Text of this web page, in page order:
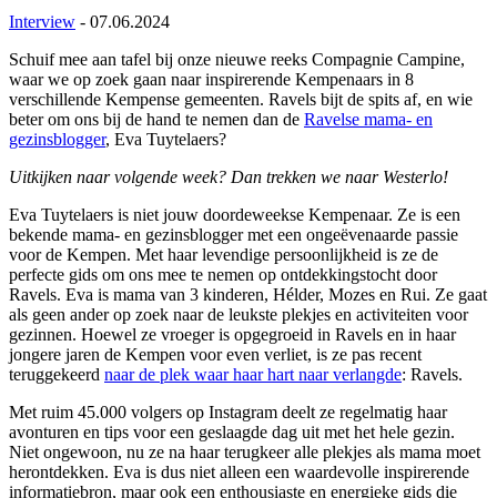
Interview - 07.06.2024
Schuif mee aan tafel bij onze nieuwe reeks Compagnie Campine,
waar we op zoek gaan naar inspirerende Kempenaars in 8
verschillende Kempense gemeenten. Ravels bijt de spits af, en wie
beter om ons bij de hand te nemen dan de Ravelse mama- en
gezinsblogger, Eva Tuytelaers?
Uitkijken naar volgende week? Dan trekken we naar Westerlo!
Eva Tuytelaers is niet jouw doordeweekse Kempenaar. Ze is een
bekende mama- en gezinsblogger met een ongeëvenaarde passie
voor de Kempen. Met haar levendige persoonlijkheid is ze de
perfecte gids om ons mee te nemen op ontdekkingstocht door
Ravels. Eva is mama van 3 kinderen, Hélder, Mozes en Rui. Ze gaat
als geen ander op zoek naar de leukste plekjes en activiteiten voor
gezinnen. Hoewel ze vroeger is opgegroeid in Ravels en in haar
jongere jaren de Kempen voor even verliet, is ze pas recent
teruggekeerd naar de plek waar haar hart naar verlangde: Ravels.
Met ruim 45.000 volgers op Instagram deelt ze regelmatig haar
avonturen en tips voor een geslaagde dag uit met het hele gezin.
Niet ongewoon, nu ze na haar terugkeer alle plekjes als mama moet
herontdekken. Eva is dus niet alleen een waardevolle inspirerende
informatiebron, maar ook een enthousiaste en energieke gids die